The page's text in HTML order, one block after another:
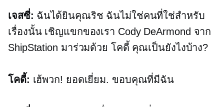
เจสซี่: ฉันได้ยินคุณริช ฉันไม่ใช่คนที่ใช่สำหรับ
เรื่องนั้น เชิญแขกของเรา Cody DeArmond จาก
ShipStation มาร่วมด้วย โคดี้ คุณเป็นยังไงบ้าง?
โคดี้: เฮ้พวก! ยอดเยี่ยม. ขอบคุณที่มีฉัน